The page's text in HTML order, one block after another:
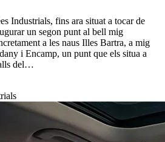
Industrials, fins ara situat a tocar de
un segon punt al bell mig
a les naus Illes Bartra, a mig
i Encamp, un punt que els situa a
del…